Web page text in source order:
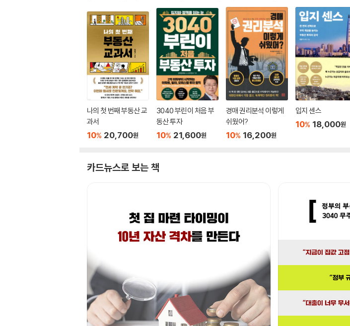
나의 첫 번째 부동산 교
과서
10% 20,700원
3040 부린이 처음 부
동산 투자
10% 21,600원
경매 권리분석 이렇게
쉬웠어?
10% 16,200원
입지 센스
10% 18,000원
카드뉴스로 보는 책